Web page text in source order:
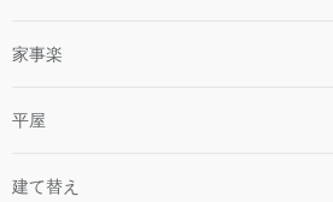
家事楽
平屋
建て替え